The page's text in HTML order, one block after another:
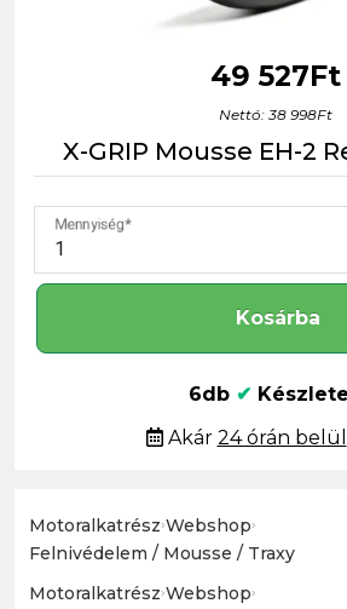
49 527Ft
Nettó: 38 998Ft
X-GRIP Mousse EH-2
Mennyiség
Kosárba
6db ✔
Akár 24 órán belül
Motoralkatrész›Webshop›
Felnivédelem / Mousse / Traxy
Motoralkatrész›Webshop›